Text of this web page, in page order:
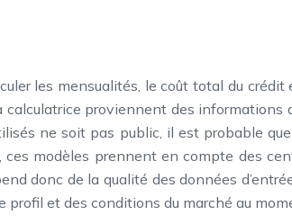
les mensualités, le coût total du
proviennent des informations
ne soit pas public, il est probable
modèles prennent en compte des
donc de la qualité des données
et des conditions du marché au